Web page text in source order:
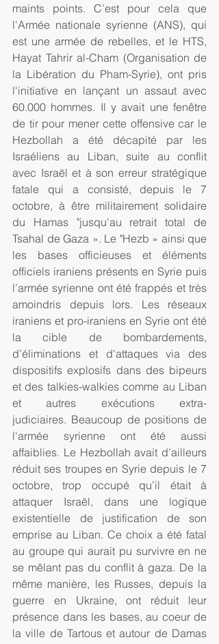
maints points. C’est pour cela que
l'Armée nationale syrienne (ANS), qui
est une armée de rebelles, et le HTS,
Hayat Tahrir al-Cham (Organisation de
la Libération du Pham-Syrie), ont pris
l'initiative en lançant un assaut avec
60.000 hommes. Il y avait une fenêtre
de tir pour mener cette offensive car le
Hezbollah a été décapité par les
Israéliens au Liban, suite au conflit
avec Israël et à son erreur stratégique
fatale qui a consisté, depuis le 7
octobre, à être militairement solidaire
du Hamas "jusqu'au retrait total de
Tsahal de Gaza ». Le "Hezb » ainsi que
les bases officieuses et éléments
officiels iraniens présents en Syrie puis
l’armée syrienne ont été frappés et très
amoindris depuis lors. Les réseaux
iraniens et pro-iraniens en Syrie ont été
la cible de bombardements,
d’éliminations et d'attaques via des
dispositifs explosifs dans des bipeurs
et des talkies-walkies comme au Liban
et autres exécutions extra-
judiciaires. Beaucoup de positions de
l'armée syrienne ont été aussi
affaiblies. Le Hezbollah avait d’ailleurs
réduit ses troupes en Syrie depuis le 7
octobre, trop occupé qu’il était à
attaquer Israël, dans une logique
existentielle de justification de son
emprise au Liban. Ce choix a été fatal
au groupe qui aurait pu survivre en ne
se mêlant pas du conflit à gaza. De la
même manière, les Russes, depuis la
guerre en Ukraine, ont réduit leur
présence dans les bases, au coeur de
la ville de Tartous et autour de Damas